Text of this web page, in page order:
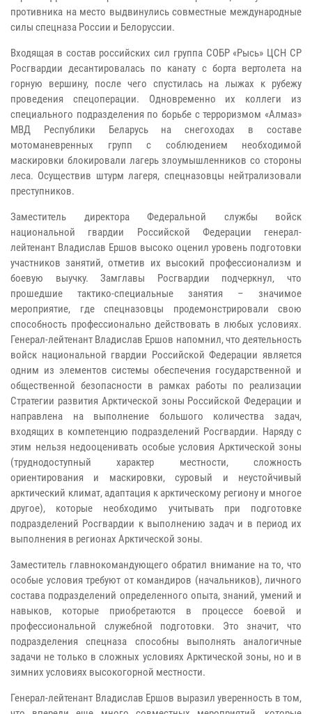
противника на место выдвинулись совместные международные
силы спецназа России и Белоруссии.
Входящая в состав российских сил группа СОБР «Рысь» ЦСН СР
Росгвардии десантировалась по канату с борта вертолета на
горную вершину, после чего спустилась на лыжах к рубежу
проведения спецоперации. Одновременно их коллеги из
специального подразделения по борьбе с терроризмом «Алмаз»
МВД Республики Беларусь на снегоходах в составе
мотоманевренных групп с соблюдением необходимой
маскировки блокировали лагерь злоумышленников со стороны
леса. Осуществив штурм лагеря, спецназовцы нейтрализовали
преступников.
Заместитель директора Федеральной службы войск
национальной гвардии Российской Федерации генерал-
лейтенант Владислав Ершов высоко оценил уровень подготовки
участников занятий, отметив их высокий профессионализм и
боевую выучку. Замглавы Росгвардии подчеркнул, что
прошедшие тактико-специальные занятия – значимое
мероприятие, где спецназовцы продемонстрировали свою
способность профессионально действовать в любых условиях.
Генерал-лейтенант Владислав Ершов напомнил, что деятельность
войск национальной гвардии Российской Федерации является
одним из элементов системы обеспечения государственной и
общественной безопасности в рамках работы по реализации
Стратегии развития Арктической зоны Российской Федерации и
направлена на выполнение большого количества задач,
входящих в компетенцию подразделений Росгвардии. Наряду с
этим нельзя недооценивать особые условия Арктической зоны
(труднодоступный характер местности, сложность
ориентирования и маскировки, суровый и неустойчивый
арктический климат, адаптация к арктическому региону и многое
другое), которые необходимо учитывать при подготовке
подразделений Росгвардии к выполнению задач и в период их
выполнения в регионах Арктической зоны.
Заместитель главнокомандующего обратил внимание на то, что
особые условия требуют от командиров (начальников), личного
состава подразделений определенного опыта, знаний, умений и
навыков, которые приобретаются в процессе боевой и
профессиональной служебной подготовки. Это значит, что
подразделения спецназа способны выполнять аналогичные
задачи не только в сложных условиях Арктической зоны, но и в
зимних условиях высокогорной местности.
Генерал-лейтенант Владислав Ершов выразил уверенность в том,